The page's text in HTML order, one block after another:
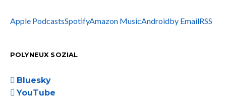
Apple PodcastsSpotifyAmazon MusicAndroidby EmailRSS
POLYNEUX SOZIAL
Bluesky
YouTube